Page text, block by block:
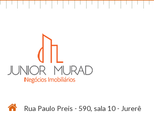
Rua Paulo Preis - 590, sala 10 - Jurerê